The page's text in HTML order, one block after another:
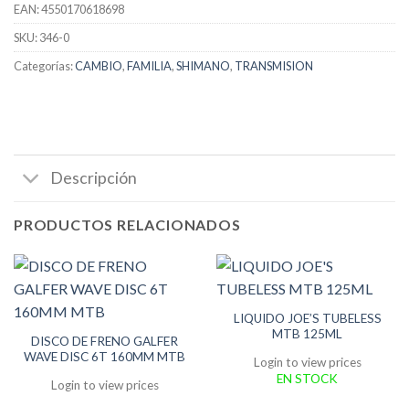
EAN:4550170618698
SKU:346-0
Categorías:CAMBIO,FAMILIA,SHIMANO, TRANSMISION
Descripción
PRODUCTOS RELACIONADOS
DISCO DE FRENO GALFER
WAVE DISC 6T 160MM MTB
Login to view prices
LIQUIDO JOE’S TUBELESS
MTB 125ML
Login to view prices
EN STOCK